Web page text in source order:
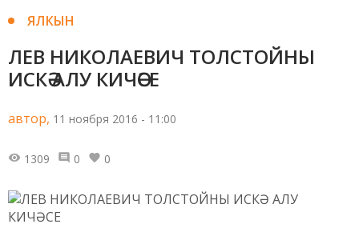
ЯЛКЫН
ЛЕВ НИКОЛАЕВИЧ ТОЛСТОЙНЫ
ИСКӘ АЛУ КИЧӘСЕ
автор, 11 ноября 2016 - 11:00
1309 0 0